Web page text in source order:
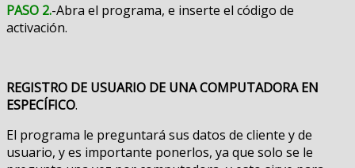
PASO 2.-Abra el programa, e inserte el código de
activación.
REGISTRO DE USUARIO DE UNA COMPUTADORA EN
ESPECÍFICO.
El programa le preguntará sus datos de cliente y de
usuario, y es importante ponerlos, ya que solo se le